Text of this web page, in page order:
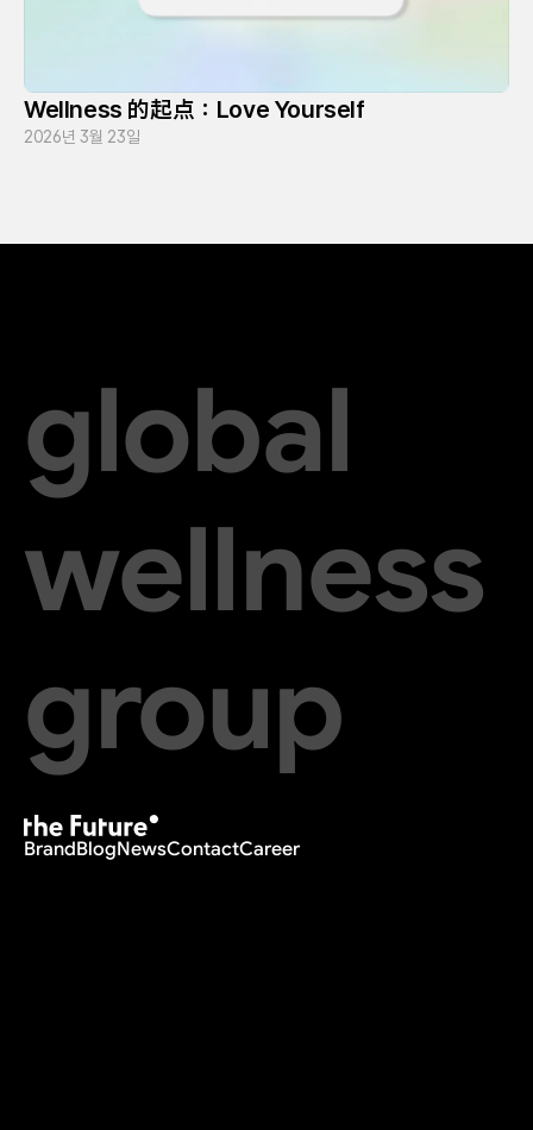
Wellness 的起点：Love Yourself
2026년 3월 23일
global
wellness
group
BrandBlogNewsContactCareer